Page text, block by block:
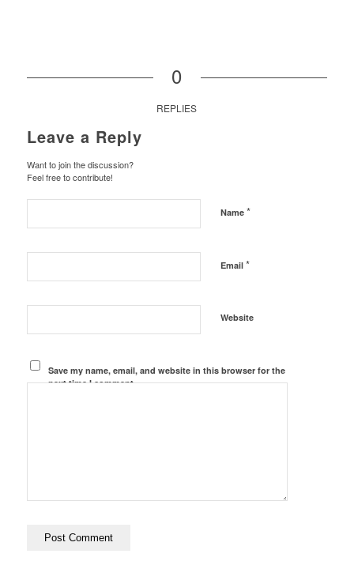
0
REPLIES
Leave a Reply
Want to join the discussion?
Feel free to contribute!
Name *
Email *
Website
Save my name, email, and website in this browser for the
next time I comment.